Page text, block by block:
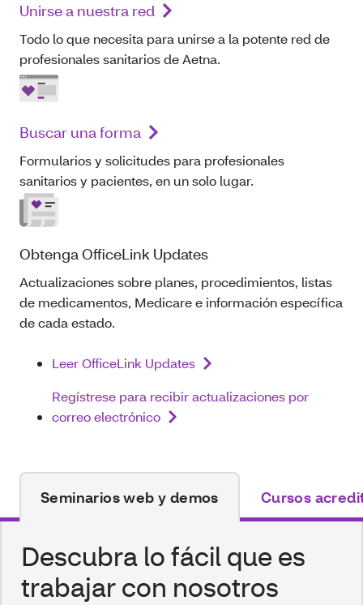
Unirse a nuestra red
Todo lo que necesita para unirse a la potente red de
profesionales sanitarios de Aetna.
Buscar una forma
Formularios y solicitudes para profesionales
sanitarios y pacientes, en un solo lugar.
Obtenga OfficeLink Updates
Actualizaciones sobre planes, procedimientos, listas
de medicamentos, Medicare e información específica
de cada estado.
Leer OfficeLink Updates
Regístrese para recibir actualizaciones por
correo electrónico
Seminarios web y demos Cursos
Descubra lo fácil que es
trabajar con nosotros